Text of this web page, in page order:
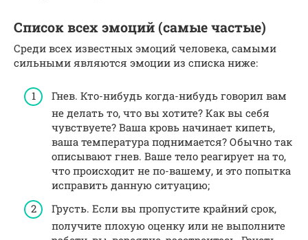
Список всех эмоций (самые частые)
Среди всех известных эмоций человека, самыми
сильными являются эмоции из списка ниже:
Гнев. Кто-нибудь когда-нибудь говорил вам
не делать то, что вы хотите? Как вы себя
чувствуете? Ваша кровь начинает кипеть,
ваша температура поднимается? Обычно так
описывают гнев. Ваше тело реагирует на то,
что происходит не по-вашему, и это попытка
исправить данную ситуацию;
Грусть. Если вы пропустите крайний срок,
получите плохую оценку или не выполните